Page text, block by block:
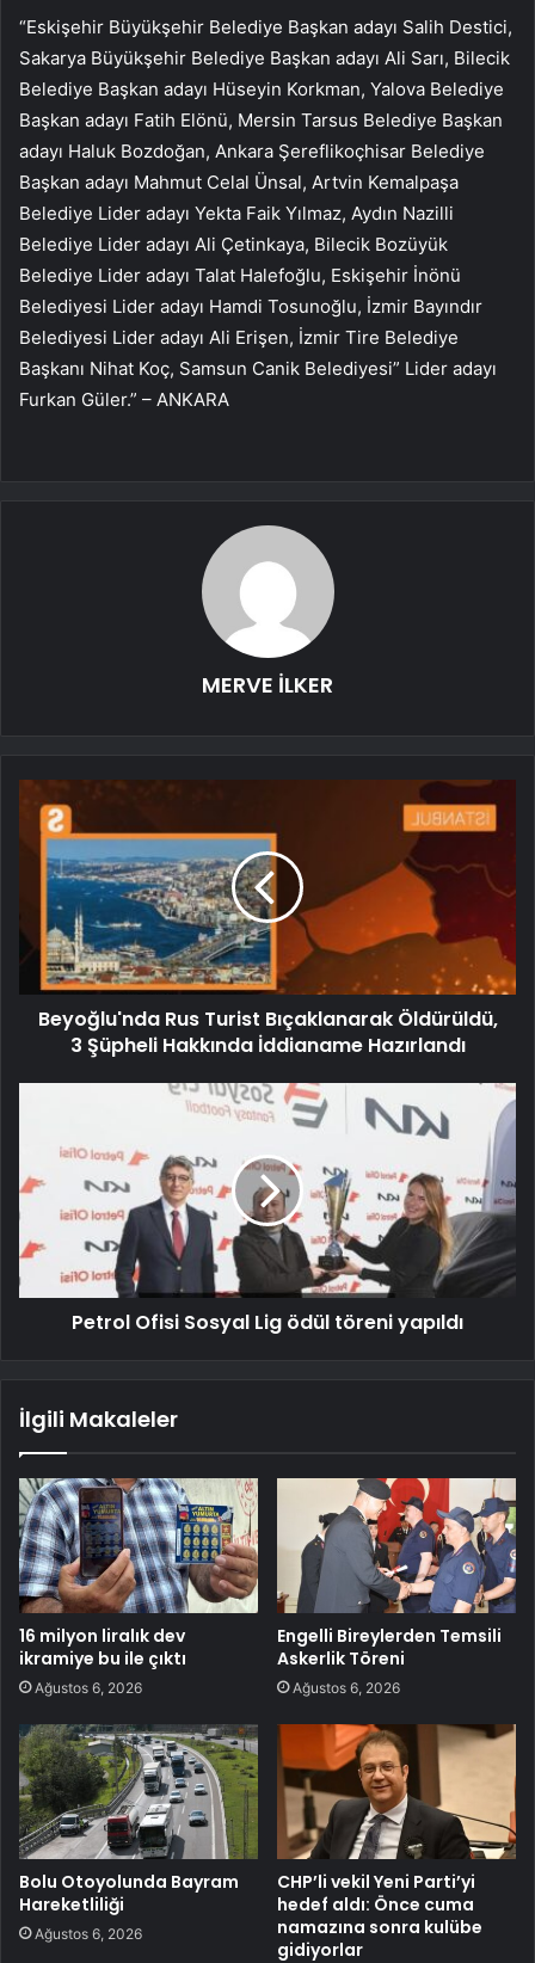
“Eskişehir Büyükşehir Belediye Başkan adayı Salih Destici,
Sakarya Büyükşehir Belediye Başkan adayı Ali Sarı, Bilecik
Belediye Başkan adayı Hüseyin Korkman, Yalova Belediye
Başkan adayı Fatih Elönü, Mersin Tarsus Belediye Başkan
adayı Haluk Bozdoğan, Ankara Şereflikoçhisar Belediye
Başkan adayı Mahmut Celal Ünsal, Artvin Kemalpaşa
Belediye Lider adayı Yekta Faik Yılmaz, Aydın Nazilli
Belediye Lider adayı Ali Çetinkaya, Bilecik Bozüyük
Belediye Lider adayı Talat Halefoğlu, Eskişehir İnönü
Belediyesi Lider adayı Hamdi Tosunoğlu, İzmir Bayındır
Belediyesi Lider adayı Ali Erişen, İzmir Tire Belediye
Başkanı Nihat Koç, Samsun Canik Belediyesi” Lider adayı
Furkan Güler.” – ANKARA
MERVE İLKER
Beyoğlu'nda Rus Turist Bıçaklanarak Öldürüldü,
3 Şüpheli Hakkında İddianame Hazırlandı
Petrol Ofisi Sosyal Lig ödül töreni yapıldı
İlgili Makaleler
16 milyon liralık dev
ikramiye bu ile çıktı
Ağustos 6, 2026
Engelli Bireylerden Temsili
Askerlik Töreni
Ağustos 6, 2026
Bolu Otoyolunda Bayram
Hareketliliği
Ağustos 6, 2026
CHP’li vekil Yeni Parti’yi
hedef aldı: Önce cuma
namazına sonra kulübe
gidiyorlar